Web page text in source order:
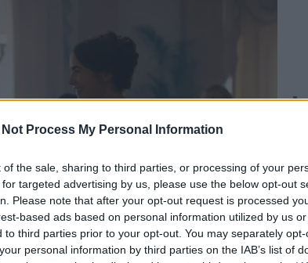
Not Process My Personal Information
of the sale, sharing to third parties, or processing of your
targeted advertising by us, please use the below opt-out
Please note that after your opt-out request is processed
based ads based on personal information utilized by us
to third parties prior to your opt-out. You may separately
personal information by third parties on the IAB’s list of